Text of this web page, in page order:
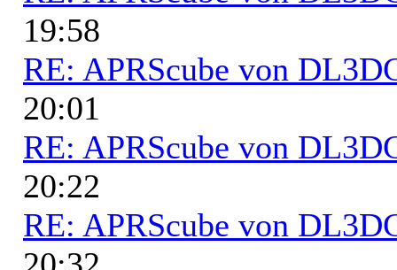
19:58
RE: APRScube von
20:01
RE: APRScube von
20:22
RE: APRScube von